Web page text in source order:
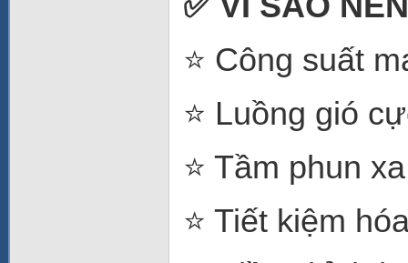
⭐ Công suất
⭐ Luồng gió
⭐ Tầm phun
⭐ Tiết kiệm